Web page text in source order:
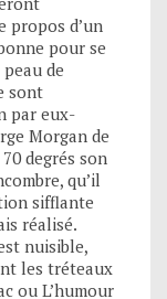
propos d’un
pour se
de
sont
par eux-
Morgan de
degrés son
qu’il
sifflante
réalisé.
nuisible,
les tréteaux
ou L’humour